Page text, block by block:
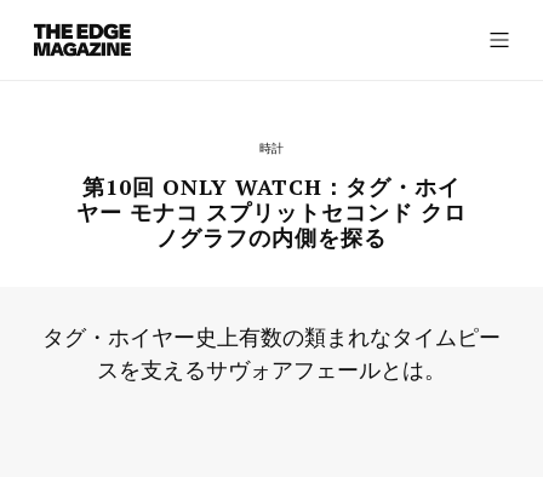
RECENT ARTICLES
The
Edge
Magazine
時計
第10回 ONLY WATCH：タグ・ホイ
ヤー モナコ スプリットセコンド クロ
ノグラフの内側を探る
タグ・ホイヤー史上有数の類まれなタイムピー
スを支えるサヴォアフェールとは。